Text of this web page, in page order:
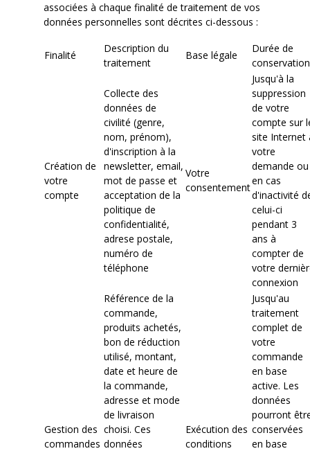
associées à chaque finalité de traitement de vos
données personnelles sont décrites ci-dessous :
Finalité
Description du
traitement
Base légale
Durée de
conservation
Création de
votre
compte
Collecte des
données de
civilité (genre,
nom, prénom),
d'inscription à la
newsletter, email,
mot de passe et
acceptation de la
politique de
confidentialité,
adrese postale,
numéro de
téléphone
Votre
consentement
Jusqu'à la
suppression
de votre
compte sur
site Internet
votre
demande ou
en cas
d'inactivité
celui-ci
pendant 3
ans à
compter de
votre
connexion
Gestion des
commandes
Référence de la
commande,
produits achetés,
bon de réduction
utilisé, montant,
date et heure de
la commande,
adresse et mode
de livraison
choisi. Ces
données
Exécution des
conditions
Jusqu'au
traitement
complet de
votre
commande
en base
active. Les
données
pourront
conservées
en base